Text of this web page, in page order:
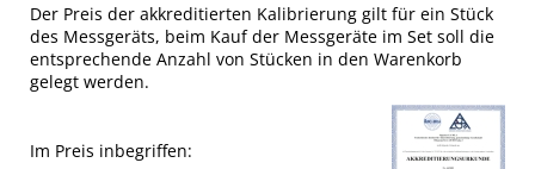
Der Preis der akkreditierten Kalibrierung gilt für ein Stück
des Messgeräts, beim Kauf der Messgeräte im Set soll die
entsprechende Anzahl von Stücken in den Warenkorb
gelegt werden.
Im Preis inbegriffen: